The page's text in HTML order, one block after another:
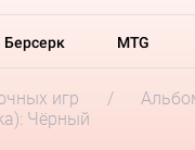
Берсерк MTG
игр
Чёрный